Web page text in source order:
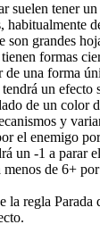
suelen tener
habitualmente
grandes
formas
de una forma
un
de un color
y
el enemigo
un -1 a parar
de 6+
regla Parada